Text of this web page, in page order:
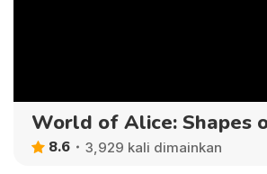
World of Alice: Shapes
8.6 3,929 kali dimainkan